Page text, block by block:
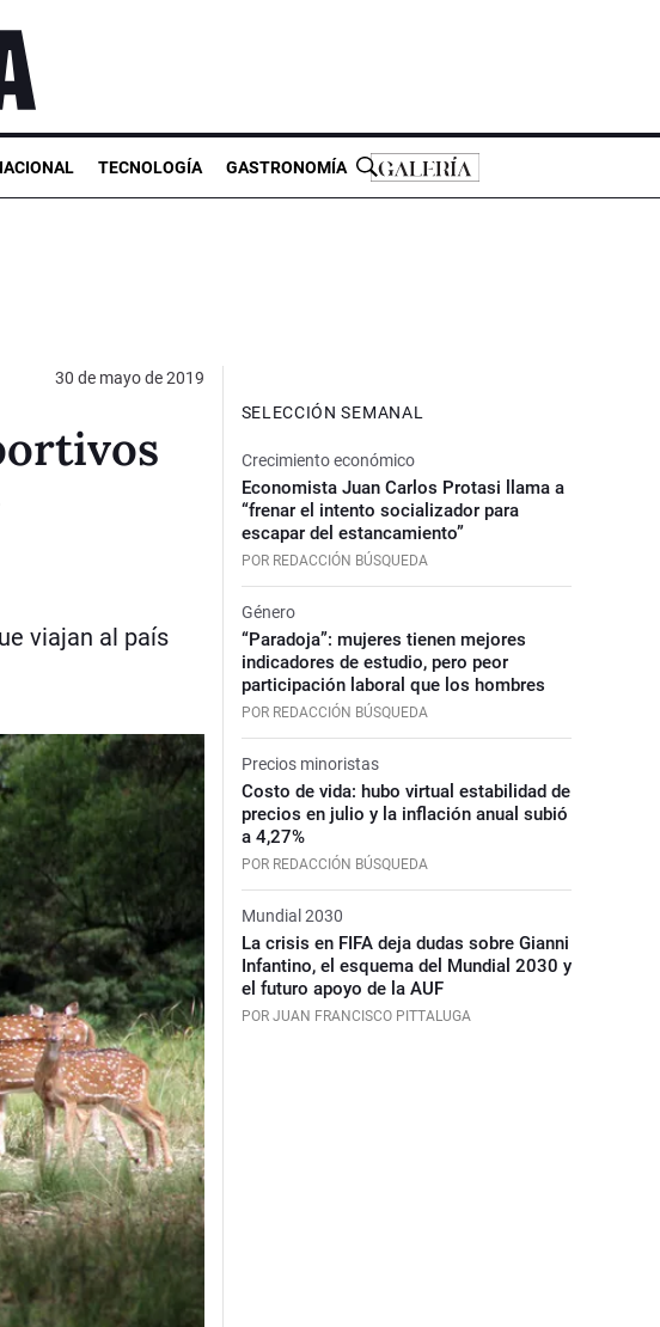
TECNOLOGÍA GASTRONOMÍA
30 de mayo de 2019
viajan al país
SELECCIÓN SEMANAL
Crecimiento económico
Economista Juan Carlos Protasi llama a
“frenar el intento socializador para
escapar del estancamiento”
POR REDACCIÓN BÚSQUEDA
Género
“Paradoja”: mujeres tienen mejores
indicadores de estudio, pero peor
participación laboral que los hombres
POR REDACCIÓN BÚSQUEDA
Precios minoristas
Costo de vida: hubo virtual estabilidad de
precios en julio y la inflación anual subió
a 4,27%
POR REDACCIÓN BÚSQUEDA
Mundial 2030
La crisis en FIFA deja dudas sobre Gianni
Infantino, el esquema del Mundial 2030 y
el futuro apoyo de la AUF
POR JUAN FRANCISCO PITTALUGA